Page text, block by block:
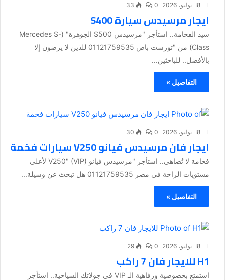
8 يوليو، 2026 0
33
ايجار مرسيدس سيارة S400
سيد الفخامة.. استأجر "مرسيدس S500 الجوهرة" (Mercedes S-
Class) من "تورست باص 01121759535 للذين لا يرضون إلا
بالأفضل.. للباحثين...
التفاصيل »
8 يوليو، 2026 0
30
ايجار فان مرسيدس فيانو V250 سيارات فخمة
فخامة لا تُضاهى.. استأجر "مرسيدس فيانو V250" (VIP) لأعلى
مستويات الراحة في مصر 01121759535 هل تبحث عن وسيلة...
التفاصيل »
8 يوليو، 2026 0
29
H1 للايجار فان 7 راكب
استمتع بخصوصية ورفاهية الـ VIP في جولاتك السياحية.. استأجر